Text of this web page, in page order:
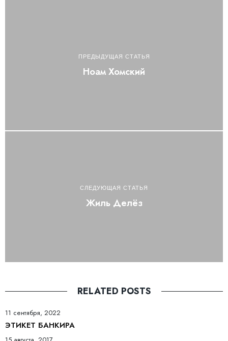
ПРЕДЫДУЩАЯ СТАТЬЯ
Ноам Хомский
СЛЕДУЮЩАЯ СТАТЬЯ
Жиль Делёз
RELATED POSTS
11 сентября, 2022
ЭТИКЕТ БАНКИРА